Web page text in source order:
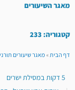
מאגר השיעורים
קטגוריה: 233
דף הבית»מאגר שיעורים תורני
5 דקות במסילת ישרים